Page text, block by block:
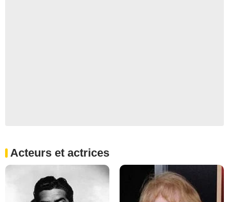
Acteurs et actrices